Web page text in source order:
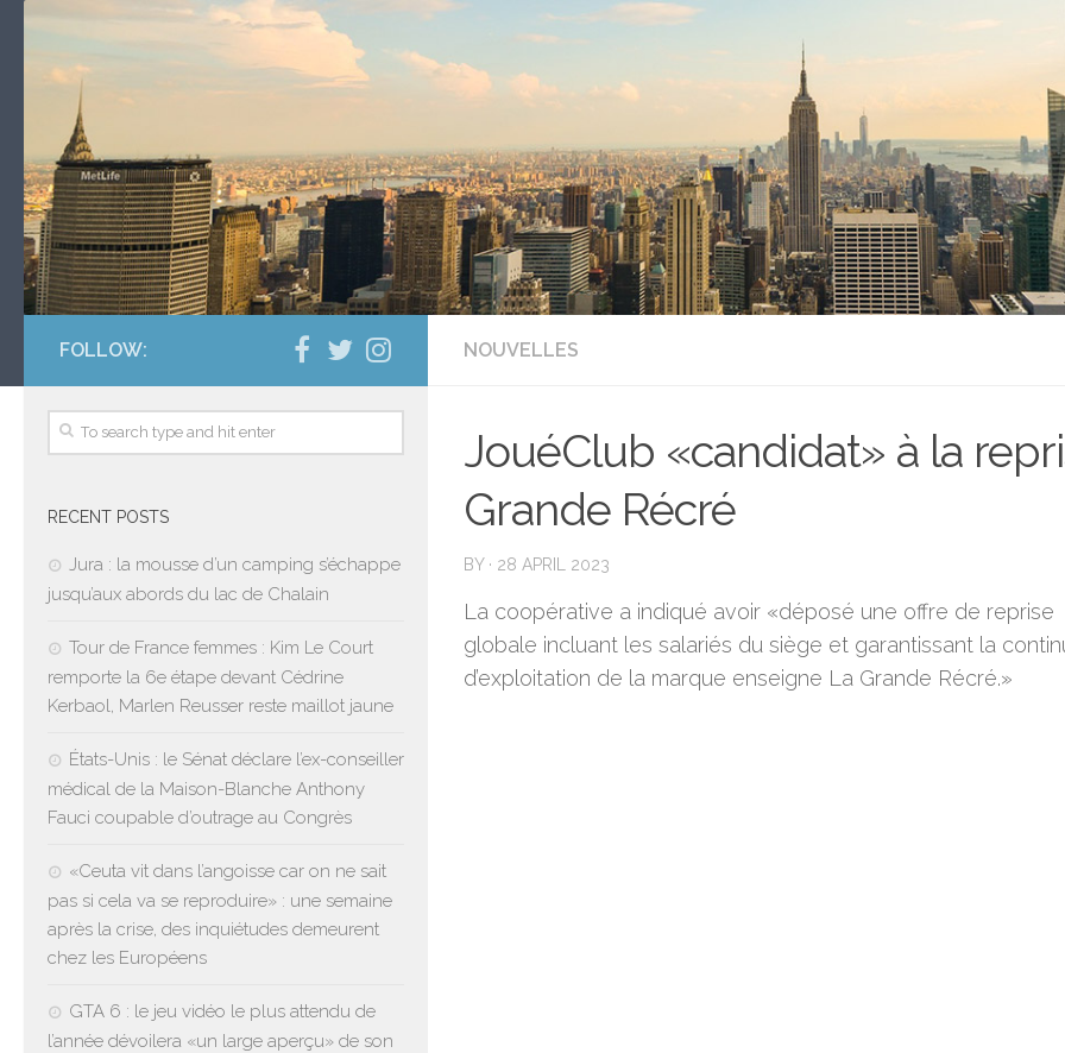
NOUVELLES
JouéClub «candidat» à la
Grande Récré
BY · 28 APRIL 2023
La coopérative a indiqué avoir «déposé une offre de reprise
globale incluant les salariés du siège et garantissant la
d’exploitation de la marque enseigne La Grande Récré.»
FOLLOW:
RECENT POSTS
Jura : la mousse d’un camping s’échappe
jusqu’aux abords du lac de Chalain
Tour de France femmes : Kim Le Court
remporte la 6e étape devant Cédrine
Kerbaol, Marlen Reusser reste maillot jaune
États-Unis : le Sénat déclare l’ex-conseiller
médical de la Maison-Blanche Anthony
Fauci coupable d’outrage au Congrès
«Ceuta vit dans l’angoisse car on ne sait
pas si cela va se reproduire» : une semaine
après la crise, des inquiétudes demeurent
chez les Européens
GTA 6 : le jeu vidéo le plus attendu de
l’année dévoilera «un large aperçu» de son